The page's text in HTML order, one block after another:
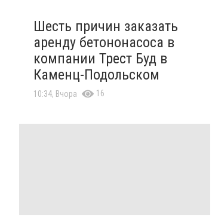
Шесть причин заказать
аренду бетононасоса в
компании Трест Буд в
Каменц-Подольском
10:34, Вчора 16